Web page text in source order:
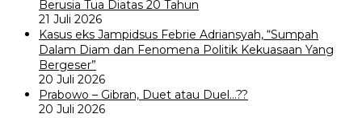
Berusia Tua Diatas 20 Tahun
21 Juli 2026
Kasus eks Jampidsus Febrie Adriansyah, “Sumpah
Dalam Diam dan Fenomena Politik Kekuasaan Yang
Bergeser”
20 Juli 2026
Prabowo – Gibran, Duet atau Duel…??
20 Juli 2026